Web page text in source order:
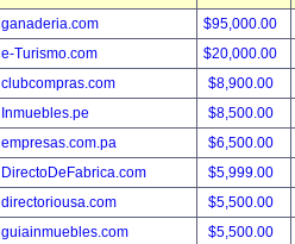
ganaderia.com
$95,000.00
e-Turismo.com
$20,000.00
clubcompras.com
$8,900.00
Inmuebles.pe
$8,500.00
empresas.com.pa
$6,500.00
DirectoDeFabrica.com
$5,999.00
directoriousa.com
$5,500.00
guiainmuebles.com
$5,500.00